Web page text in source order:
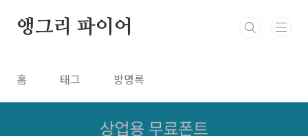
앵그리 파이어
홈 태그 방명록